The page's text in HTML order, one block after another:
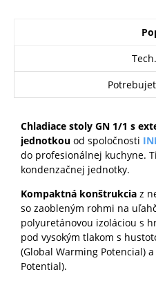
Chladiace stoly GN 1/1 s
jednotkou od spoločnosti
do profesionálnej kuchyne.
kondenzačnej jednotky.
Kompaktná konštrukciaz
so zaobleným rohmi na
polyuretánovou izoláciou s
pod vysokým tlakom s
(Global Warming Potencial) a
Potential).